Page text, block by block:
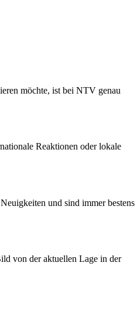
möchte, ist bei NTV genau
Reaktionen oder lokale
und sind immer bestens
von der aktuellen Lage in der